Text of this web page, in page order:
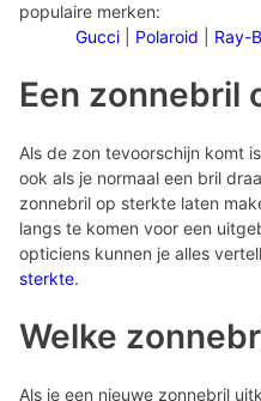
populaire merken:
Gucci
Polaroid Ray-
Een zonnebril
Als de zon tevoorschijn komt
ook als je normaal een bril
zonnebril op sterkte laten
langs te komen voor een
opticiens kunnen je alles
sterkte.
Welke
Als je een nieuwe zonnebril